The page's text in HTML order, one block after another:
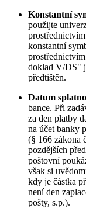
Konstantní
použijte
konstantní
doklad V/DS"
předtištěn.
Datum
bance. Při
za den platby
na účet banky
(§ 166 zákona
pozdějších
poštovní
však si
kdy je částka
není den
pošty, s.p.).